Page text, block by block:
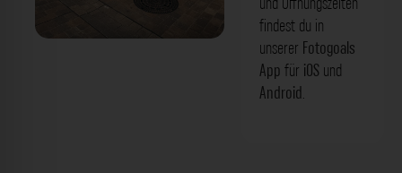
findest du in
unserer Fotogoals
App für iOS und
Android.